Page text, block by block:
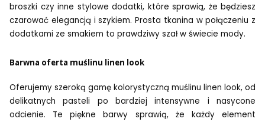
broszki czy inne stylowe dodatki, które sprawią, że będziesz
czarować elegancją i szykiem. Prosta tkanina w połączeniu z
dodatkami ze smakiem to prawdziwy szał w świecie mody.
Barwna oferta muślinu linen look
Oferujemy szeroką gamę kolorystyczną muślinu linen look, od
delikatnych pasteli po bardziej intensywne i nasycone
odcienie. Te piękne barwy sprawią, że każdy element